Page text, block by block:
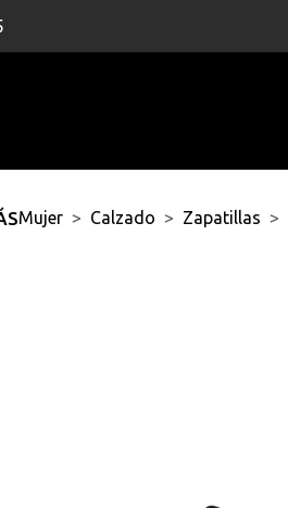
Mujer Calzado Zapatillas